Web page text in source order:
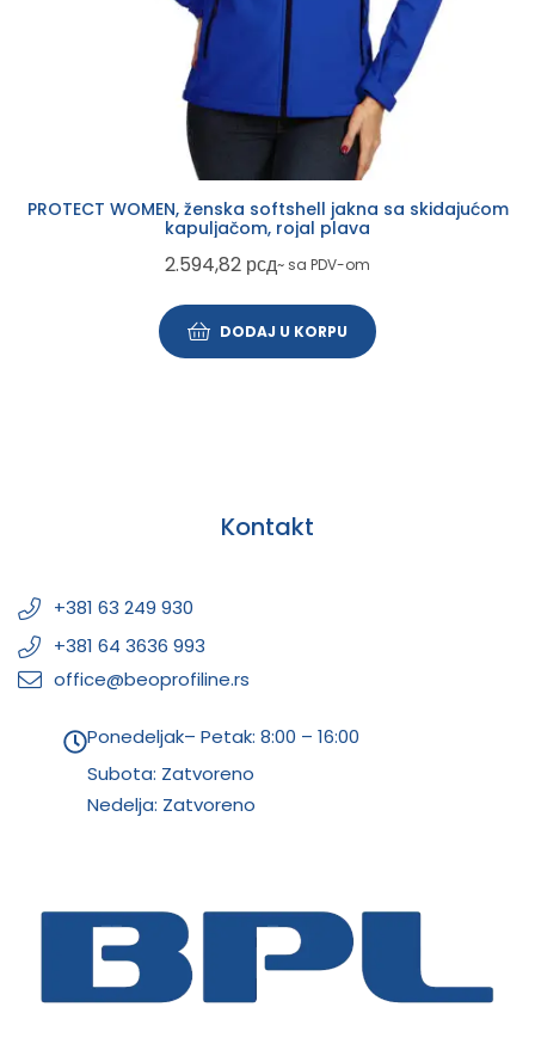
PROTECT WOMEN, ženska softshell jakna sa skidajućom
kapuljačom, rojal plava
2.594,82 рсд~ sa PDV-om
DODAJ U KORPU
Kontakt
+381 63 249 930
+381 64 3636 993
office@beoprofiline.rs
Ponedeljak– Petak: 8:00 – 16:00
Subota: Zatvoreno
Nedelja: Zatvoreno